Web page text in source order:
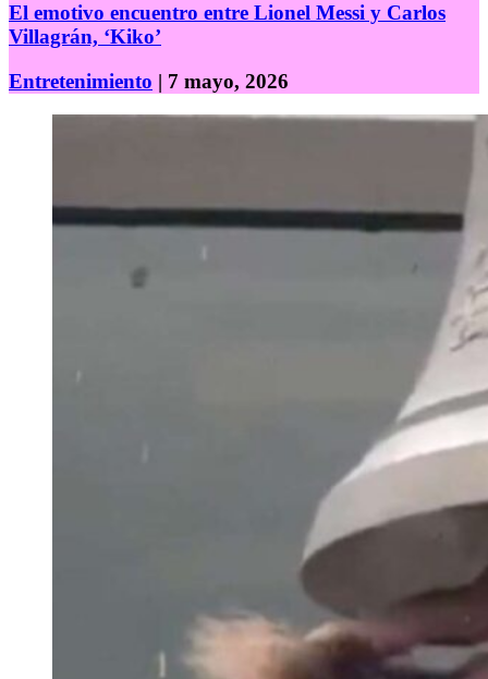
El emotivo encuentro entre Lionel Messi y Carlos
Villagrán, ‘Kiko’
Entretenimiento | 7 mayo, 2026